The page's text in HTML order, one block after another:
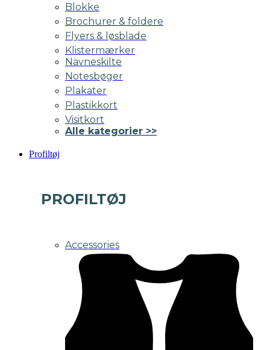
Blokke
Brochurer & foldere
Flyers & løsblade
Klistermærker
Navneskilte
Notesbøger
Plakater
Plastikkort
Visitkort
Alle kategorier >>
Profiltøj
PROFILTØJ
Accessories